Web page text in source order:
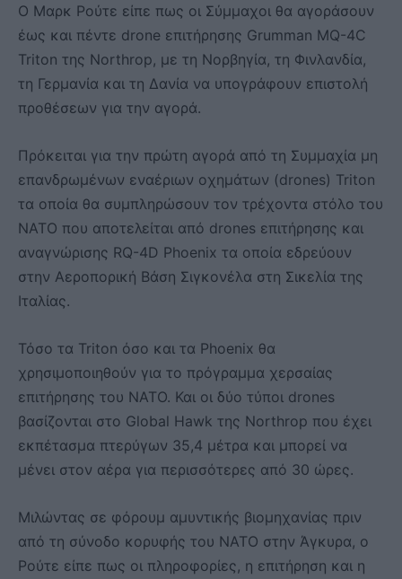
Ο Μαρκ Ρούτε είπε πως οι Σύμμαχοι θα αγοράσουν
έως και πέντε drone επιτήρησης Grumman MQ-4C
Triton της Northrop, με τη Νορβηγία, τη Φινλανδία,
τη Γερμανία και τη Δανία να υπογράφουν επιστολή
προθέσεων για την αγορά.
Πρόκειται για την πρώτη αγορά από τη Συμμαχία μη
επανδρωμένων εναέριων οχημάτων (drones) Triton
τα οποία θα συμπληρώσουν τον τρέχοντα στόλο του
ΝΑΤΟ που αποτελείται από drones επιτήρησης και
αναγνώρισης RQ-4D Phoenix τα οποία εδρεύουν
στην Αεροπορική Βάση Σιγκονέλα στη Σικελία της
Ιταλίας.
Τόσο τα Triton όσο και τα Phoenix θα
χρησιμοποιηθούν για το πρόγραμμα χερσαίας
επιτήρησης του ΝΑΤΟ. Και οι δύο τύποι drones
βασίζονται στο Global Hawk της Northrop που έχει
εκπέτασμα πτερύγων 35,4 μέτρα και μπορεί να
μένει στον αέρα για περισσότερες από 30 ώρες.
Μιλώντας σε φόρουμ αμυντικής βιομηχανίας πριν
από τη σύνοδο κορυφής του ΝΑΤΟ στην Άγκυρα, ο
Ρούτε είπε πως οι πληροφορίες, η επιτήρηση και η